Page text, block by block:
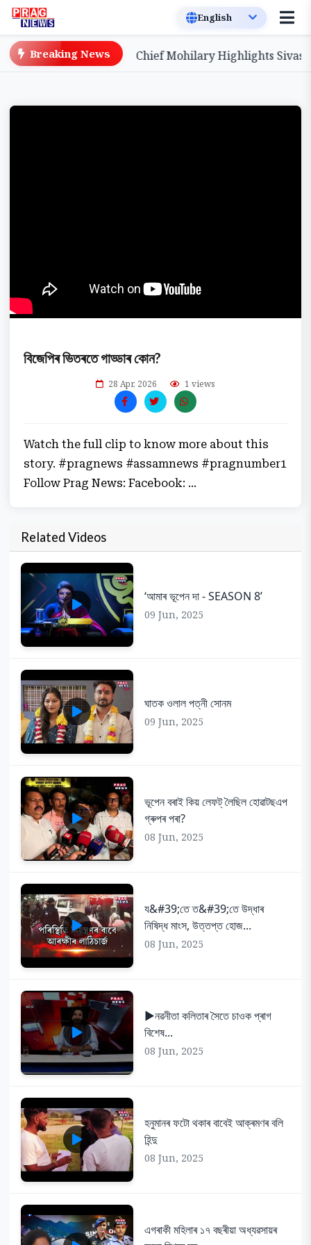
Breaking News
Award BPF Chief Mohilary Highlights
বিজেপিৰ ভিতৰতে গাড্ডাৰ কোন?
28 Apr, 2026 1 views
Watch the full clip to know more about this
story. #pragnews #assamnews #pragnumber1
Follow Prag News: Facebook: ...
Related Videos
‘আমাৰ ভূপেন দা - SEASON 8’
09 Jun, 2025
ঘাতক ওলাল পত্নী সোনম
09 Jun, 2025
ভূপেন বৰাই কিয় লেফট্ লৈছিল হোৱাটছএপ
গ্ৰুপৰ পৰা?
08 Jun, 2025
য&#39;তে ত&#39;তে উদ্ধাৰ
নিষিদ্ধ মাংস, উত্তপ্ত হোজ...
08 Jun, 2025
▶️নৱনীতা কলিতাৰ সৈতে চাওক প্ৰাগ
বিশেষ...
08 Jun, 2025
হনুমানৰ ফটো থকাৰ বাবেই আক্ৰমণৰ বলি
হিন্দু
08 Jun, 2025
এগৰাকী মহিলাৰ ১৭ বছৰীয়া অধ্যৱসায়ৰ